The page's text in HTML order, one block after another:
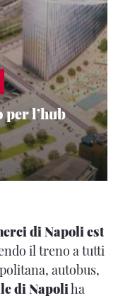
per l’hub
di Napoli est
il treno a tutti
autobus,
di Napoliha